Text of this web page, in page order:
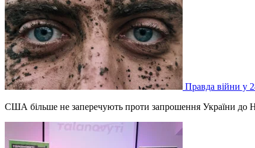
Правда війни у
США більше не заперечують проти запрошення України до